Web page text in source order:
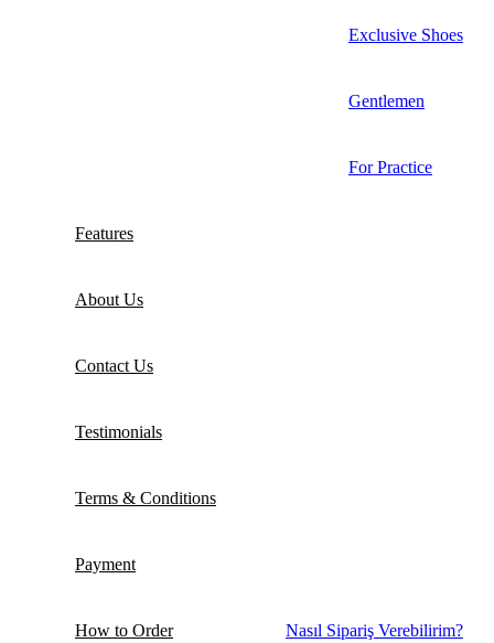
Exclusive Shoes
Gentlemen
For Practice
Features
About Us
Contact Us
Testimonials
Terms & Conditions
Payment
How to Order Nasıl Sipariş Verebilirim?